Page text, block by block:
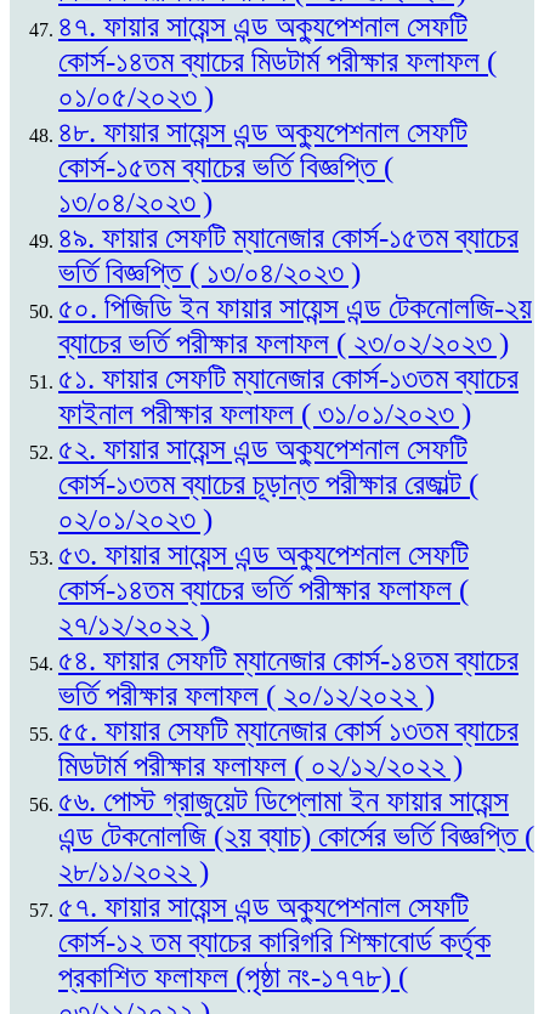
৪৭. ফায়ার সায়েন্স এন্ড অক্যুপেশনাল সেফটি
কোর্স-১৪তম ব্যাচের মিডটার্ম পরীক্ষার ফলাফল (
০১/০৫/২০২৩ )
৪৮. ফায়ার সায়েন্স এন্ড অক্যুপেশনাল সেফটি
কোর্স-১৫তম ব্যাচের ভর্তি বিজ্ঞপ্তি (
১৩/০৪/২০২৩ )
৪৯. ফায়ার সেফটি ম্যানেজার কোর্স-১৫তম ব্যাচের
ভর্তি বিজ্ঞপ্তি ( ১৩/০৪/২০২৩ )
৫০. পিজিডি ইন ফায়ার সায়েন্স এন্ড টেকনোলজি-২য়
ব্যাচের ভর্তি পরীক্ষার ফলাফল ( ২৩/০২/২০২৩ )
৫১. ফায়ার সেফটি ম্যানেজার কোর্স-১৩তম ব্যাচের
ফাইনাল পরীক্ষার ফলাফল ( ৩১/০১/২০২৩ )
৫২. ফায়ার সায়েন্স এন্ড অক্যুপেশনাল সেফটি
কোর্স-১৩তম ব্যাচের চূড়ান্ত পরীক্ষার রেজাল্ট (
০২/০১/২০২৩ )
৫৩. ফায়ার সায়েন্স এন্ড অক্যুপেশনাল সেফটি
কোর্স-১৪তম ব্যাচের ভর্তি পরীক্ষার ফলাফল (
২৭/১২/২০২২ )
৫৪. ফায়ার সেফটি ম্যানেজার কোর্স-১৪তম ব্যাচের
ভর্তি পরীক্ষার ফলাফল ( ২০/১২/২০২২ )
৫৫. ফায়ার সেফটি ম্যানেজার কোর্স ১৩তম ব্যাচের
মিডটার্ম পরীক্ষার ফলাফল ( ০২/১২/২০২২ )
৫৬. পোস্ট গ্রাজুয়েট ডিপ্লোমা ইন ফায়ার সায়েন্স
এন্ড টেকনোলজি (২য় ব্যাচ) কোর্সের ভর্তি বিজ্ঞপ্তি (
২৮/১১/২০২২ )
৫৭. ফায়ার সায়েন্স এন্ড অক্যুপেশনাল সেফটি
কোর্স-১২ তম ব্যাচের কারিগরি শিক্ষাবোর্ড কর্তৃক
প্রকাশিত ফলাফল (পৃষ্ঠা নং-১৭৭৮) (